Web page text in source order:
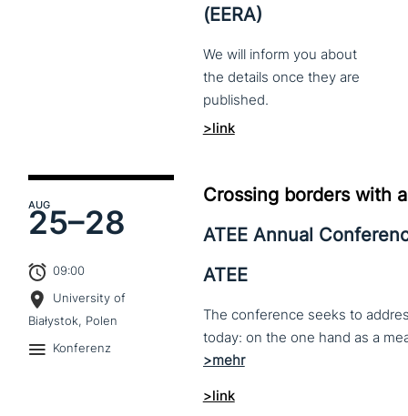
(EERA)
We will inform you about
the details once they are
published.
>link
AUG
25–28
09:00
University of
Białystok, Polen
Konferenz
Crossing borders with
ATEE Annual
ATEE
The conference seeks to
>link